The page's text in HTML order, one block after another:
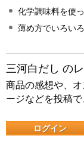
化学調味料を使
薄め方でいろい
三河白だし の
商品の感想や、
ージなどを投稿で
ログイン